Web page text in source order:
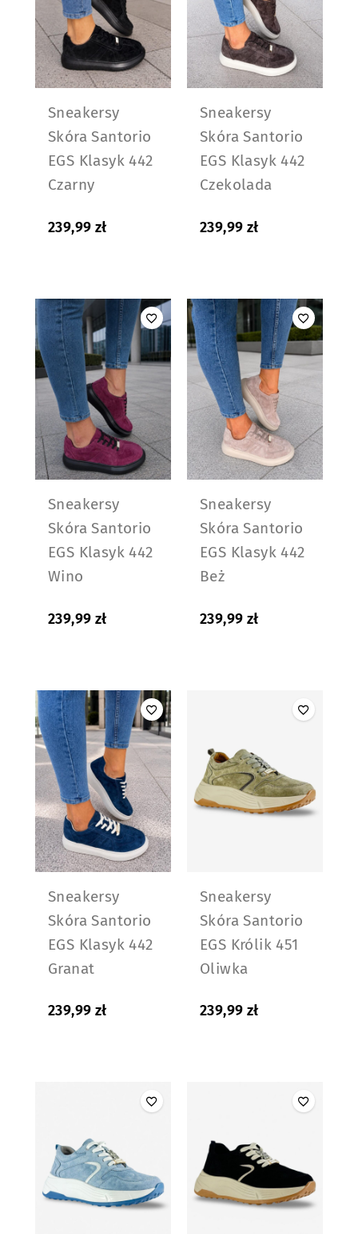
Sneakersy
Skóra Santorio
EGS Klasyk 442
Czarny
239,99 zł
Sneakersy
Skóra Santorio
EGS Klasyk 442
Czekolada
239,99 zł
Sneakersy
Skóra Santorio
EGS Klasyk 442
Wino
239,99 zł
Sneakersy
Skóra Santorio
EGS Klasyk 442
Beż
239,99 zł
Sneakersy
Skóra Santorio
EGS Klasyk 442
Granat
239,99 zł
Sneakersy
Skóra Santorio
EGS Królik 451
Oliwka
239,99 zł